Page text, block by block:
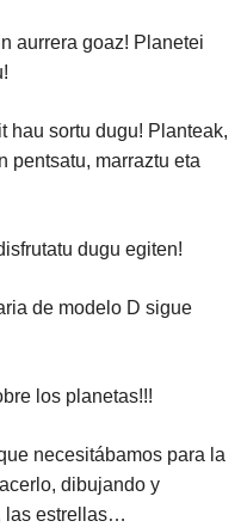
aurrera goaz! Planetei
hau sortu dugu! Planteak,
pentsatu, marraztu eta
dugu egiten!
de modelo D sigue
los planetas!!!
necesitábamos para la
dibujando y
las estrellas…